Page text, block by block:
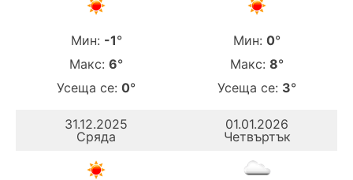
Мин: -1°
Макс: 6°
Усеща се: 0°
Мин: 0°
Макс: 8°
Усеща се: 3°
31.12.2025
Сряда
01.01.2026
Четвъртък